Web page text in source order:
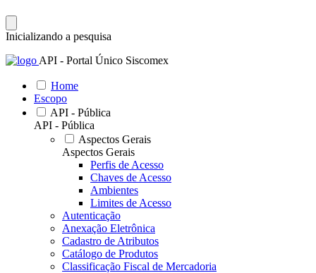
Inicializando a pesquisa
API - Portal Único Siscomex
Home
Escopo
API - Pública
API - Pública
Aspectos Gerais
Aspectos Gerais
Perfis de Acesso
Chaves de Acesso
Ambientes
Limites de Acesso
Autenticação
Anexação Eletrônica
Cadastro de Atributos
Catálogo de Produtos
Classificação Fiscal de Mercadoria